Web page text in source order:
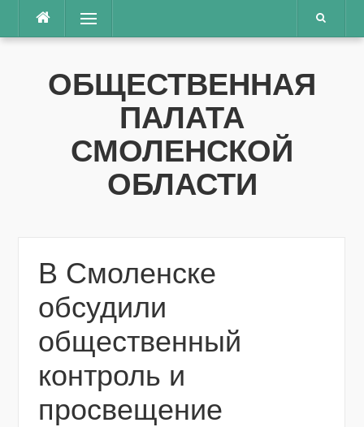
Перейти
содержимому
Меню
ОБЩЕСТВЕННАЯ
ПАЛАТА
СМОЛЕНСКОЙ
ОБЛАСТИ
В Смоленске
обсудили
общественный
контроль и
просвещение